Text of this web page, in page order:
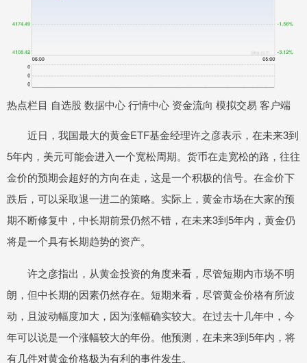
热点栏目 自选股 数据中心 行情中心 资金流向 模拟交易 客户端
近日，我国最大的黄金ETF基金经理许之彦表示，在未来3到
5年内，美元可能会进入一个宽松周期。货币在走宽松的路，往往
金价的预期会超好的方向在走，这是一个积极的信号。在金价下
跌后，可以采取退一进二的策略。实际上，黄金市场在大家的预
期不断修复中，中长期前景仍然不错，在未来3到5年内，黄金仍
将是一个具有长期趋势的资产。
许之彦指出，从黄金投资的角度来看，尽管短期内市场不明
朗，但中长期的因素仍然存在。短期来看，尽管黄金价格有所波
动，且波动幅度加大，因为涨幅确实较大。在过去十几年中，今
年可以说是一个涨幅较大的年份。他预测，在未来3到5年内，将
有几件对黄金价格极为有利的事件发生。